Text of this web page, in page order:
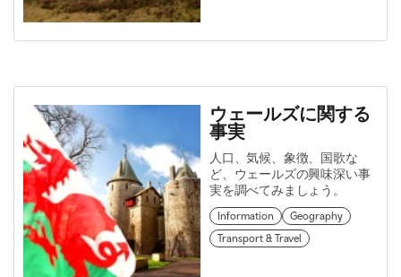
ウェールズに関する
事実
人口、気候、象徴、国歌な
ど、ウェールズの興味深い事
実を調べてみましょう。
Information
Geography
Transport & Travel